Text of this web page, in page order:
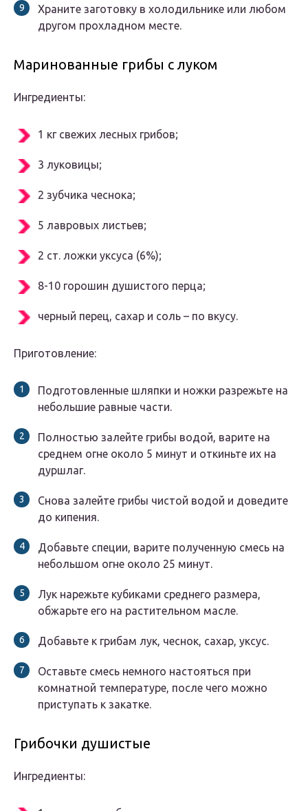
Храните заготовку в холодильнике или любом
другом прохладном месте.
Маринованные грибы с луком
Ингредиенты:
1 кг свежих лесных грибов;
3 луковицы;
2 зубчика чеснока;
5 лавровых листьев;
2 ст. ложки уксуса (6%);
8-10 горошин душистого перца;
черный перец, сахар и соль – по вкусу.
Приготовление:
Подготовленные шляпки и ножки разрежьте на
небольшие равные части.
Полностью залейте грибы водой, варите на
среднем огне около 5 минут и откиньте их на
дуршлаг.
Снова залейте грибы чистой водой и доведите
до кипения.
Добавьте специи, варите полученную смесь на
небольшом огне около 25 минут.
Лук нарежьте кубиками среднего размера,
обжарьте его на растительном масле.
Добавьте к грибам лук, чеснок, сахар, уксус.
Оставьте смесь немного настояться при
комнатной температуре, после чего можно
приступать к закатке.
Грибочки душистые
Ингредиенты: